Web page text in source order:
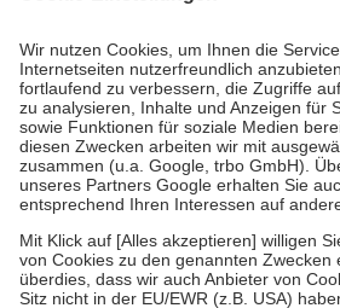
höchstens zehn Euro.
Es sind jedoch nie
Kosten der Leistung zu entrichten.
Diese Regeln gelten grundsätzlich auch
Bei Heilmitteln und häuslicher
Zuzahlung zehn Prozent der Kosten sowie
Verordnung.
Um das Engagement der Versicherten für
stärken und die besondere Stellung der
fallenkeine Zuzahlungenan bei:
• Kindern und Jugendlichen bis zum
mit Ausnahme der Fahrkosten